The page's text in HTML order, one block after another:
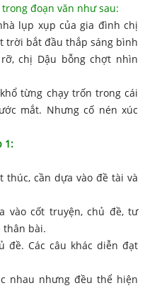
đoạn văn như sau:
lụp xụp của gia đình chị
trời bắt đầu thắp sáng bình
chị Dậu bỗng chợt nhìn
từng chạy trốn trong cái
mắt. Nhưng cố nén xúc
1:
cần dựa vào đề tài và
vào cốt truyện, chủ đề, tư
thân bài.
đề. Các câu khác diễn đạt
nhau nhưng đều thể hiện